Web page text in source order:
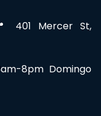
401 Mercer St,
8pm Domingo